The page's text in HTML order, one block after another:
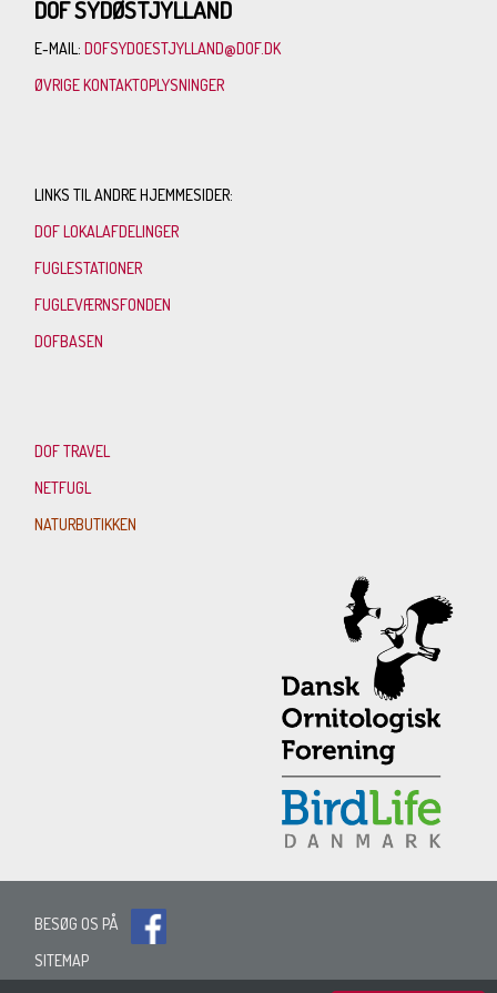
DOF SYDØSTJYLLAND
E-MAIL:DOFSYDOESTJYLLAND@DOF.DK
ØVRIGE KONTAKTOPLYSNINGER
LINKS TIL ANDRE HJEMMESIDER:
DOF LOKALAFDELINGER
FUGLESTATIONER
FUGLEVÆRNSFONDEN
DOFBASEN
DOF TRAVEL
NETFUGL
NATURBUTIKKEN
BESØG OS PÅ
SITEMAP